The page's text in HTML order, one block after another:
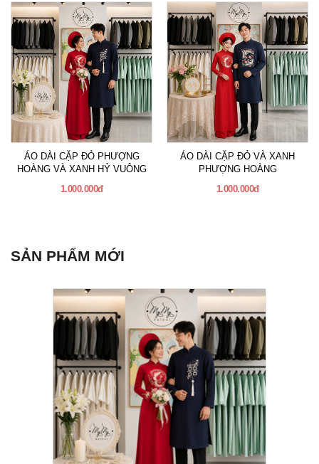
ÁO DÀI CẶP ĐỎ PHƯỢNG
HOÀNG VÀ XANH HỶ VUÔNG
1.000.000đ
ÁO DÀI CẶP ĐỎ VÀ XANH
PHƯỢNG HOÀNG
1.000.000đ
SẢN PHẨM MỚI